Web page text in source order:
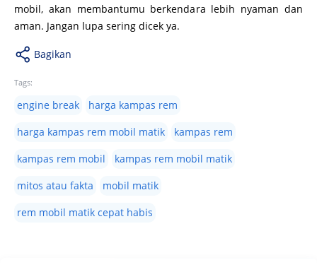
mobil, akan membantumu berkendara lebih nyaman dan
aman. Jangan lupa sering dicek ya.
Bagikan
Tags:
engine break
harga kampas rem
harga kampas rem mobil matik
kampas rem
kampas rem mobil
kampas rem mobil matik
mitos atau fakta
mobil matik
rem mobil matik cepat habis